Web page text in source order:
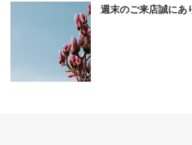
週末のご来店誠にあ